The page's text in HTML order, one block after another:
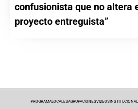
confusionista que no altera
proyecto entreguista”
PROGRAMALOCALESAGRUPACIONESVIDEOS